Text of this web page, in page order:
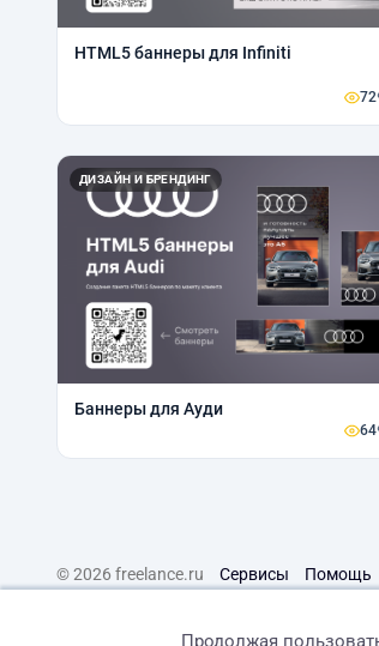
HTML5 баннеры для Infiniti
72
ДИЗАЙН И БРЕНДИНГ
Баннеры для Ауди
64
© 2026 freelance.ru Сервисы Помощь
Продолжая